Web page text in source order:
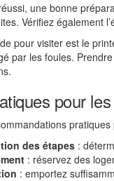
une bonne
Vérifiez également
pour visiter est le
par les foules.
pour
des étapes :
: réservez des
: emportez